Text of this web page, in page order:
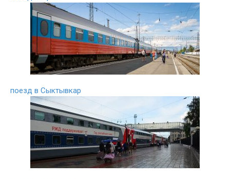
поезд в Сыктывкар